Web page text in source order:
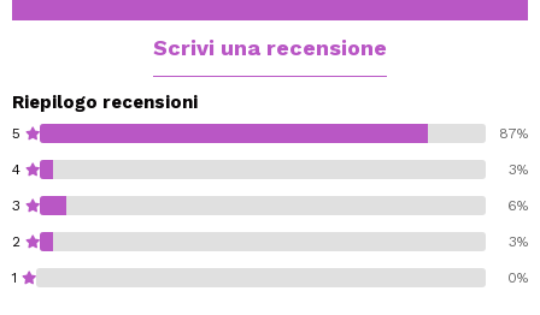
dell'invecchiamento.Scrivi una recensione
Riepilogo recensioni
5 87%
4 3%
3 6%
2 3%
1 0%